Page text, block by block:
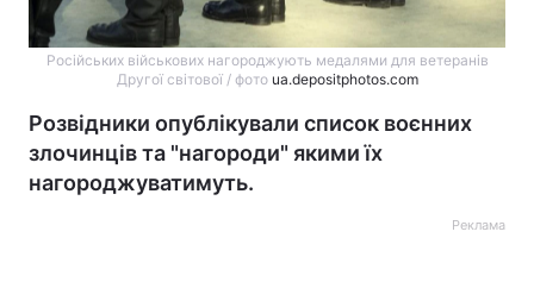
Російських військових нагороджують медалями для ветеранів
Другої світової / фото ua.depositphotos.com
Розвідники опублікували список воєнних
злочинців та "нагороди" якими їх
нагороджуватимуть.
Реклама